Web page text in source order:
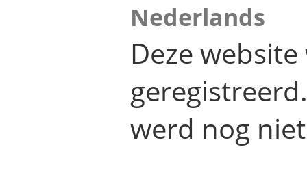
Nederlands
Deze
werd nog